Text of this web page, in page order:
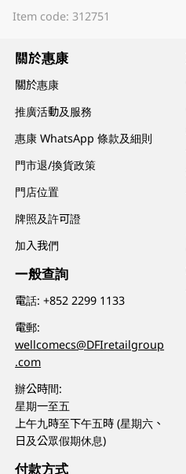
Item code: 312751
關於惠康
關於惠康
推廣活動及服務
惠康 WhatsApp 條款及細則
門市退/換貨政策
門店位置
牌照及許可證
加入我們
一般查詢
電話:+852 2299 1133
電郵:
wellcomecs@DFIretailgroup
.com
辦公時間:
星期一至五
上午九時至下午五時 (星期六、
日及公眾假期休息)
付款方式